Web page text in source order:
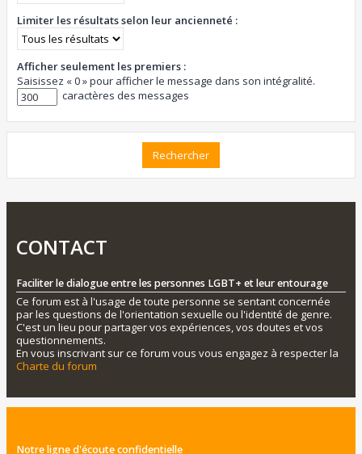
Limiter les résultats selon leur ancienneté :
Afficher seulement les premiers :
Saisissez « 0 » pour afficher le message dans son intégralité.
caractères des messages
CONTACT
Faciliter le dialogue entre les personnes LGBT+ et leur entourage
Ce forum est à l'usage de toute personne se sentant concernée
par les questions de l'orientation sexuelle ou l'identité de genre.
C'est un lieu pour partager vos expériences, vos doutes et vos
questionnements.
En vous inscrivant sur ce forum vous vous engagez à respecter la
Charte du forum
Notre ligne d'écoute confidentielle